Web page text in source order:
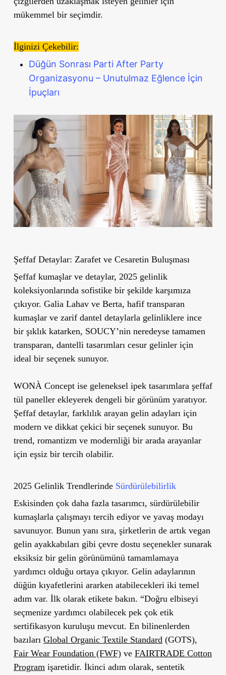
mükemmel bir seçimdir.
İlginizi Çekebilir:
Düğün Sonrası Parti After Party
Organizasyonu – Unutulmaz Eğlence İçin
İpuçları
Şeffaf Detaylar: Zarafet ve Cesaretin Buluşması
Şeffaf kumaşlar ve detaylar, 2025 gelinlik
koleksiyonlarında sofistike bir şekilde karşımıza
çıkıyor. Galia Lahav ve Berta, hafif transparan
kumaşlar ve zarif dantel detaylarla gelinliklere ince
bir şıklık katarken, SOUCY’nin neredeyse tamamen
transparan, dantelli tasarımları cesur gelinler için
ideal bir seçenek sunuyor.
WONÀ Concept ise geleneksel ipek tasarımlara şeffaf
tül paneller ekleyerek dengeli bir görünüm yaratıyor.
Şeffaf detaylar, farklılık arayan gelin adayları için
modern ve dikkat çekici bir seçenek sunuyor. Bu
trend, romantizm ve modernliği bir arada arayanlar
için eşsiz bir tercih olabilir.
2025 Gelinlik Trendlerinde Sürdürülebilirlik
Eskisinden çok daha fazla tasarımcı, sürdürülebilir
kumaşlarla çalışmayı tercih ediyor ve yavaş modayı
savunuyor. Bunun yanı sıra, şirketlerin de artık vegan
gelin ayakkabıları gibi çevre dostu seçenekler sunarak
eksiksiz bir gelin görünümünü tamamlamaya
yardımcı olduğu ortaya çıkıyor. Gelin adaylarının
düğün kıyafetlerini ararken atabilecekleri iki temel
adım var. İlk olarak etikete bakın. “Doğru elbiseyi
seçmenize yardımcı olabilecek pek çok etik
sertifikasyon kuruluşu mevcut. En bilinenlerden
bazıları Global Organic Textile Standard(GOTS),
Fair Wear Foundation (FWF)ve FAIRTRADE Cotton
Programişaretidir. İkinci adım olarak, sentetik